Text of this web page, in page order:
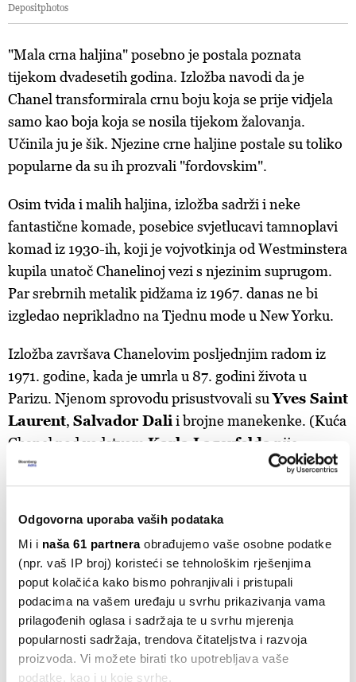
Odgovorna uporaba vaših podataka
Mi i naša 61 partneraobrađujemo vaše osobne podatke
(npr. vaš IP broj) koristeći se tehnološkim rješenjima
poput kolačića kako bismo pohranjivali i pristupali
podacima na vašem uređaju u svrhu prikazivanja vama
prilagođenih oglasa i sadržaja te u svrhu mjerenja
popularnosti sadržaja, trendova čitateljstva i razvoja
proizvoda. Vi možete birati tko upotrebljava vaše
podatke, kao i u koje svrhe.
Depositphotos
"Mala crna haljina" posebno je postala poznata
tijekom dvadesetih godina. Izložba navodi da je
Chanel transformirala crnu boju koja se prije vidjela
samo kao boja koja se nosila tijekom žalovanja.
Učinila ju je šik. Njezine crne haljine postale su toliko
popularne da su ih prozvali "fordovskim".
Osim tvida i malih haljina, izložba sadrži i neke
fantastične komade, posebice svjetlucavi tamnoplavi
komad iz 1930-ih, koji je vojvotkinja od Westminstera
kupila unatoč Chanelinoj vezi s njezinim suprugom.
Par srebrnih metalik pidžama iz 1967. danas ne bi
izgledao neprikladno na Tjednu mode u New Yorku.
Izložba završava Chanelovim posljednjim radom iz
1971. godine, kada je umrla u 87. godini života u
Parizu. Njenom sprovodu prisustvovali suYves Saint
Laurent, Salvador Dalii brojne manekenke. (Kuća
Chanel pod vodstvom Karla Lagerfelda nije
uključena u izložbu.)